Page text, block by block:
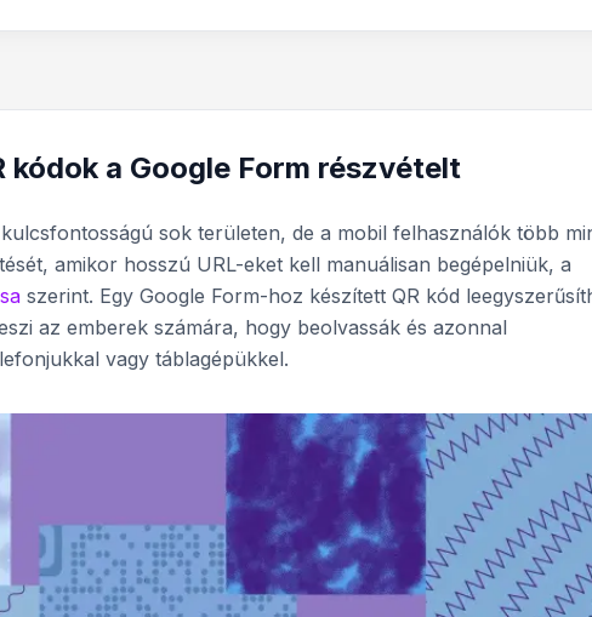
kódok a Google Form részvételt
sok területen, de a mobil felhasználók több
amikor hosszú URL-eket kell manuálisan begépelniük, a
szerint. Egy Google Form-hoz készített QR kód
az emberek számára, hogy beolvassák és azonnal
vagy táblagépükkel.